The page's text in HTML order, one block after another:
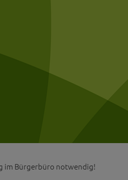
im Bürgerbüro notwendig!